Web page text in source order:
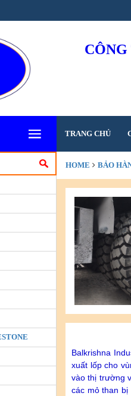
TRANG CHỦ
HOME BẢO
Balkrishna
xuất lốp cho
vào thị trường
các mỏ than bị